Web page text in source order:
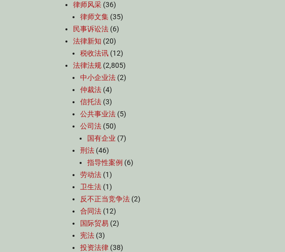
律师风采 (36)
律师文集 (35)
民事诉讼法 (6)
法律新知 (20)
税收法讯 (12)
法律法规 (2,805)
中小企业法 (2)
仲裁法 (4)
信托法 (3)
公共事业法 (5)
公司法 (50)
国有企业 (7)
刑法 (46)
指导性案例 (6)
劳动法 (1)
卫生法 (1)
反不正当竞争法 (2)
合同法 (12)
国际贸易 (2)
宪法 (3)
投资法律 (38)